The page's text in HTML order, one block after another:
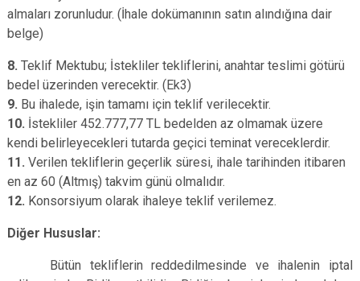
almaları zorunludur. (İhale dokümanının satın alındığına dair
belge)
8. Teklif Mektubu; İstekliler tekliflerini, anahtar teslimi götürü
bedel üzerinden verecektir. (Ek3)
9. Bu ihalede, işin tamamı için teklif verilecektir.
10. İstekliler 452.777,77 TL bedelden az olmamak üzere
kendi belirleyecekleri tutarda geçici teminat vereceklerdir.
11. Verilen tekliflerin geçerlik süresi, ihale tarihinden itibaren
en az 60 (Altmış) takvim günü olmalıdır.
12. Konsorsiyum olarak ihaleye teklif verilemez.
Diğer Hususlar:
Bütün tekliflerin reddedilmesinde ve ihalenin iptal